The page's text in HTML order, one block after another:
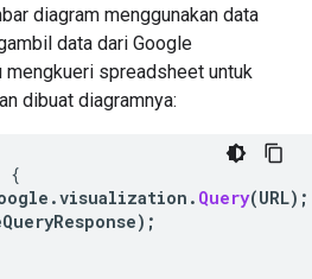
diagram menggunakan data
data dari Google
mengkueri spreadsheet untuk
dibuat diagramnya:
{
.visualization . Query(URL);
);